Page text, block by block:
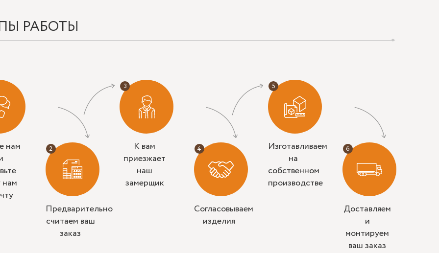
РАБОТЫ
нам
нам
Предварительно
считаем ваш
заказ
К вам
приезжает
наш
замерщик
Согласовываем
изделия
Изготавливаем
на
собственном
производстве
Доставляем
и
монтируем
ваш заказ